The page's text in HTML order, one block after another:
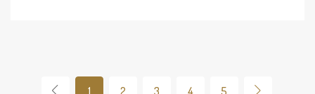
1 2 3 4 5